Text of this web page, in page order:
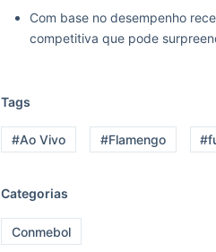
Com base no desempenho
competitiva que pode
Tags
#Ao Vivo #Flamengo
Categorias
Conmebol